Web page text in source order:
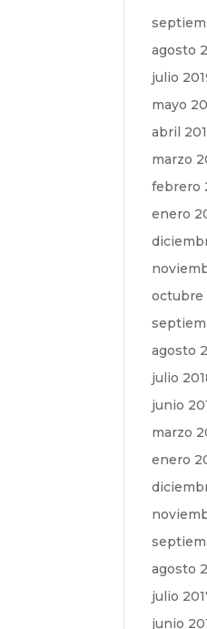
agosto
julio
mayo
abril
marzo
febrero
enero
octubre
agosto
julio
junio
marzo
enero
agosto
julio
junio